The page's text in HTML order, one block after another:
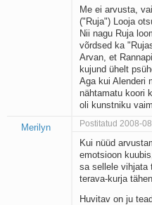
Me ei arvusta,
("Ruja") Looja
Nii nagu Ruja
võrdsed ka
Arvan, et
kujund ühelt
Aga kui Alenderi
nähtamatu koori
oli kunstniku
Merilyn Postitatud 2008-
Kui nüüd
emotsioon
sa sellele vihjata
terava-kurja
Huvitav on ju